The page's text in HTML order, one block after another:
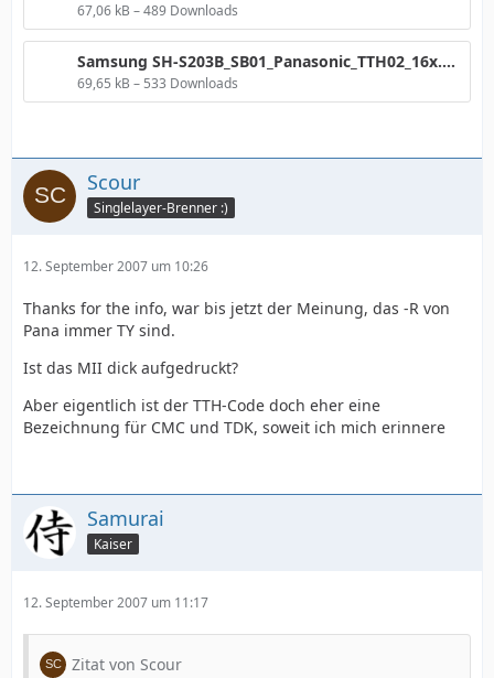
67,06 kB – 489 Downloads
Samsung SH-S203B_SB01_Panasonic_TTH02_16x.png
69,65 kB – 533 Downloads
Scour
Singlelayer-Brenner :)
12. September 2007 um 10:26
Thanks for the info, war bis jetzt der Meinung, das -R von
Pana immer TY sind.
Ist das MII dick aufgedruckt?
Aber eigentlich ist der TTH-Code doch eher eine
Bezeichnung für CMC und TDK, soweit ich mich erinnere
Samurai
Kaiser
12. September 2007 um 11:17
Zitat von Scour